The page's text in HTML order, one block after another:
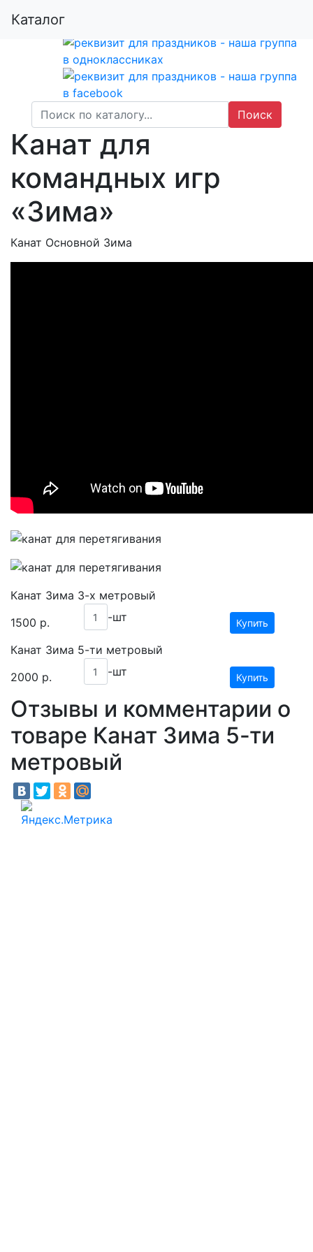
Каталог
Поиск
Канат для
командных игр
«Зима»
Канат Основной Зима
Канат Зима 3-х метровый
1500 р. -шт Купить
Канат Зима 5-ти метровый
2000 р. -шт Купить
Отзывы и комментарии о
товаре Канат Зима 5-ти
метровый